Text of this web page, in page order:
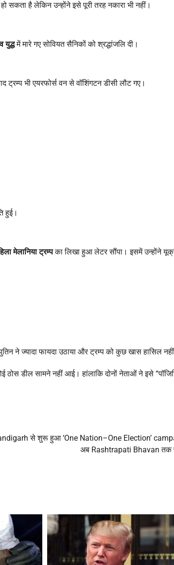
सकता है लेकिन उन्होंने इसे पूरी तरह नकारा भी नहीं।
युद्धमें मारे गए सोवियत सैनिकों को श्रद्धांजलि दी।
भी एयरफोर्स वन से वॉशिंगटन डीसी लौट गए।
हुई।
मेलानिया ट्रम्पका लिखा हुआ लेटर सौंपा। इसमें उन्होंने
ने ज्यादा फायदा उठाया और ट्रम्प को कुछ खास हासिल
ठोस डील सामने नहीं आई। हांलाकि दोनों नेताओं ने इसे
से शुरू हुआ ‘One Nation–One Election’
अब Rashtrapati Bhavan तक